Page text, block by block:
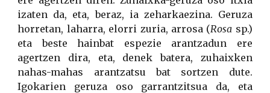
izaten da, eta, beraz, ia zeharkaezina. Geruza
horretan, laharra, elorri zuria, arrosa (Rosa sp.)
eta beste hainbat espezie arantzadun ere
agertzen dira, eta, denek batera, zuhaixken
nahas-mahas arantzatsu bat sortzen dute.
Igokarien geruza oso garrantzitsua da, eta